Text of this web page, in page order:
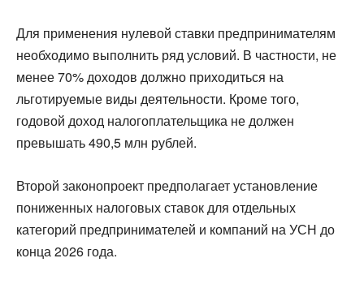
Для применения нулевой ставки предпринимателям
необходимо выполнить ряд условий. В частности, не
менее 70% доходов должно приходиться на
льготируемые виды деятельности. Кроме того,
годовой доход налогоплательщика не должен
превышать 490,5 млн рублей.
Второй законопроект предполагает установление
пониженных налоговых ставок для отдельных
категорий предпринимателей и компаний на УСН до
конца 2026 года.